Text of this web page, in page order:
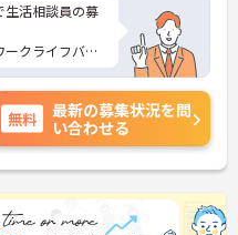
生活相談員の募
クライフバラ
や面接のポイン
合わせくださ
無料
最新の募集状況を問
い合わせる